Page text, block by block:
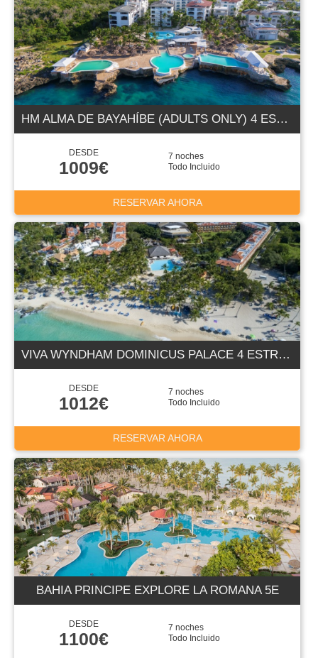
HM ALMA DE BAYAHÍBE (ADULTS ONLY) 4 ESTRELLAS
DESDE
1009€
7 noches
Todo Incluido
RESERVAR AHORA
VIVA WYNDHAM DOMINICUS PALACE 4 ESTRELLAS
DESDE
1012€
7 noches
Todo Incluido
RESERVAR AHORA
BAHIA PRINCIPE EXPLORE LA ROMANA 5E
DESDE
1100€
7 noches
Todo Incluido